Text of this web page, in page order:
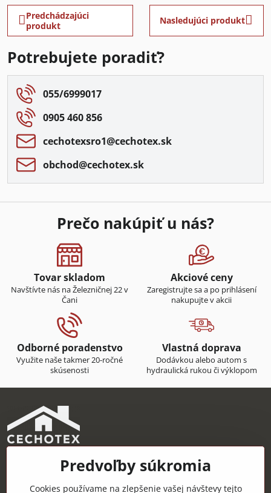
Predchádzajúci
produkt
Nasledujúci produkt
Potrebujete poradiť?
055/6999017
0905 460 856
cechotexsro1​@cechotex​.sk
obchod​@cechotex​.sk
Prečo nakúpiť u nás?
Tovar skladom
Navštívte nás na Železničnej 22 v
Čani
Akciové ceny
Zaregistrujte sa a po prihlásení
nakupujte v akcii
Odborné poradenstvo
Využite naše takmer 20-ročné
skúsenosti
Vlastná doprava
Dodávkou alebo autom s
hydraulická rukou či výklopom
CECHOTEX s.r.o.
Železničná 22, 044 14 Čaňa
Predvoľby súkromia
Cookies používame na zlepšenie vašej návštevy tejto